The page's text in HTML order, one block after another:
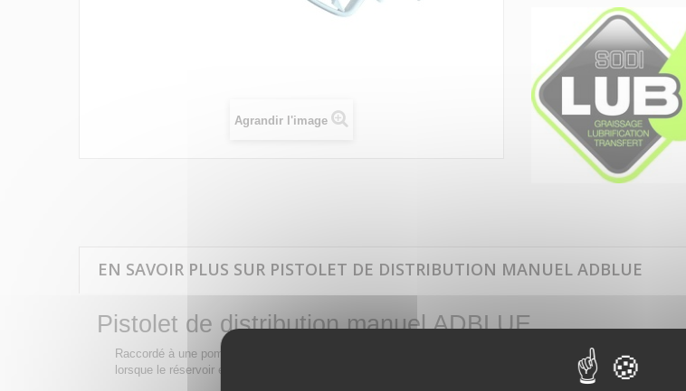
Agrandir l'image
EN SAVOIR PLUS SUR PISTOLET DE DISTRIBUTION MANUEL ADBLUE
Pistolet de distribution manuel ADBLUE
Raccordé à une pompe, le pistolet est un dispositif permettant la distribution de gasoil depuis votre cuve
lorsque le réservoir est plein.